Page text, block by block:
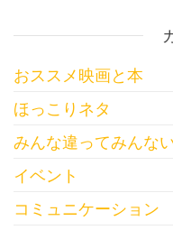
おススメ映画と本
ほっこりネタ
みんな違ってみんな
イベント
コミュニケーション